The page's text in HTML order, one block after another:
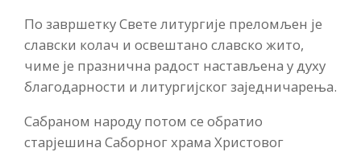
По завршетку Свете литургије преломљен је
славски колач и освештано славско жито,
чиме је празнична радост настављена у духу
благодарности и литургијског заједничарења.
Сабраном народу потом се обратио
старјешина Саборног храма Христовог